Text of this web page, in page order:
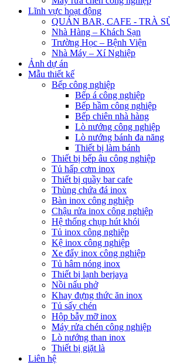
Lĩnh vực hoạt động
QUÁN BAR, CAFE - TRÀ
Nhà Hàng – Khách Sạn
Trường Học – Bệnh Viện
Nhà Máy – Xí Nghiệp
Ảnh dự án
Mẫu thiết kế
Bếp công nghiệp
Bếp á công nghiệp
Bếp hầm công nghiệp
Bếp chiên nhà hàng
Lò nướng công nghiệp
Lò nướng bánh đa năng
Thiết bị làm bánh
Thiết bị bếp âu công nghiệp
Tủ hấp cơm inox
Thiết bị quầy bar cafe
Thùng chứa đá inox
Bàn inox công nghiệp
Chậu rửa inox công nghiệp
Hệ thống chụp hút khói
Tủ inox công nghiệp
Kệ inox công nghiệp
Xe đẩy inox công nghiệp
Tủ hâm nóng inox
Thiết bị lạnh berjaya
Nồi nấu phở
Khay đựng thức ăn inox
Tủ sấy chén
Hộp bẫy mỡ inox
Máy rửa chén công nghiệp
Lò nướng than inox
Thiết bị giặt là
Liên hệ